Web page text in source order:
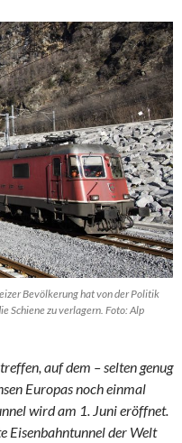
Bevölkerung hat von der Politik
Schiene zu verlagern. Foto: Alp
auf dem – selten genug
Europas noch einmal
wird am 1. Juni eröffnet.
Eisenbahntunnel der Welt